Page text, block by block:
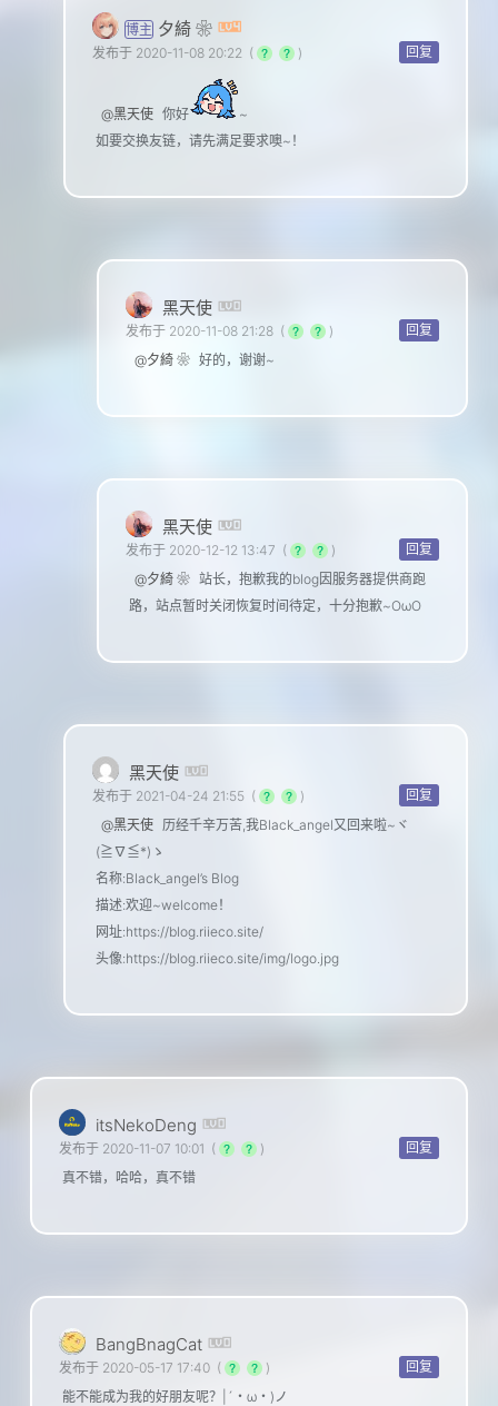
博主 夕綺 ❀
回复
发布于 2020-11-08 20:22 ( )
@黑天使 你好
~
如要交换友链，请先满足要求噢~！
黑天使
回复
发布于 2020-11-08 21:28 (
)
@夕綺 ❀ 好的，谢谢~
黑天使
回复
发布于 2020-12-12 13:47 (
)
@夕綺 ❀ 站长，抱歉我的blog因服务器提供商跑
路，站点暂时关闭恢复时间待定，十分抱歉~OωO
黑天使
回复
发布于 2021-04-24 21:55 (
)
@黑天使 历经千辛万苦,我Black_angel又回来啦~ヾ
(≧∇≦*)ゝ
名称:Black_angel’s Blog
描述:欢迎~welcome！
网址:https://blog.riieco.site/
头像:https://blog.riieco.site/img/logo.jpg
itsNekoDeng
回复
发布于 2020-11-07 10:01 (
)
真不错，哈哈，真不错
BangBnagCat
回复
发布于 2020-05-17 17:40 (
)
能不能成为我的好朋友呢？|´・ω・)ノ